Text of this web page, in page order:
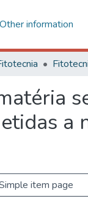
Other information
a
item page